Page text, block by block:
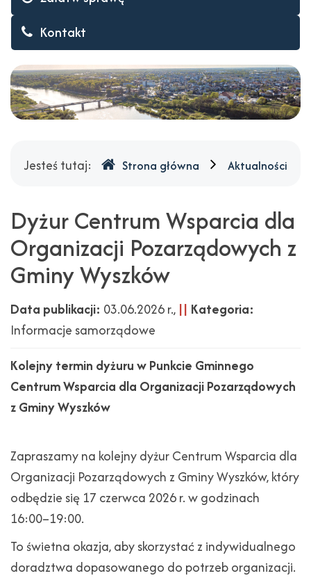
Kontakt
Gdzie
Jesteś tutaj: Strona główna Aktualności
Dyżur Centrum Wsparcia dla
Organizacji Pozarządowych z
Gminy Wyszków
Data publikacji: 03.06.2026 r., || Kategoria:
Informacje samorządowe
Kolejny termin dyżuru w Punkcie Gminnego
Centrum Wsparcia dla Organizacji Pozarządowych
z Gminy Wyszków
Zapraszamy na kolejny dyżur Centrum Wsparcia dla
Organizacji Pozarządowych z Gminy Wyszków, który
odbędzie się 17 czerwca 2026 r. w godzinach
16:00–19:00.
To świetna okazja, aby skorzystać z indywidualnego
doradztwa dopasowanego do potrzeb organizacji.